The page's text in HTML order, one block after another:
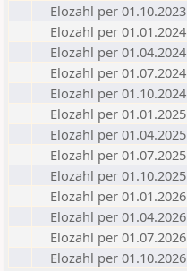
Elozahl per 01.10.2023
Elozahl per 01.01.2024
Elozahl per 01.04.2024
Elozahl per 01.07.2024
Elozahl per 01.10.2024
Elozahl per 01.01.2025
Elozahl per 01.04.2025
Elozahl per 01.07.2025
Elozahl per 01.10.2025
Elozahl per 01.01.2026
Elozahl per 01.04.2026
Elozahl per 01.07.2026
Elozahl per 01.10.2026